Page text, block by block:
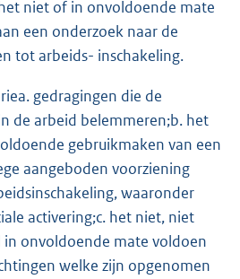
niet of in onvoldoende mate
een onderzoek naar de
tot arbeids- inschakeling.
gedragingen die de
de arbeid belemmeren;b. het
gebruikmaken van een
aangeboden voorziening
waaronder
activering;c. het niet, niet
onvoldoende mate voldoen
welke zijn opgenomen